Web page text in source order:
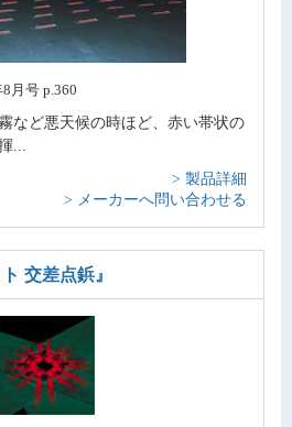
月号 p.360
など悪天候の時ほど、赤い帯状の
...
> 製品詳細
> メーカーへ問い合わせる
交差点鋲』